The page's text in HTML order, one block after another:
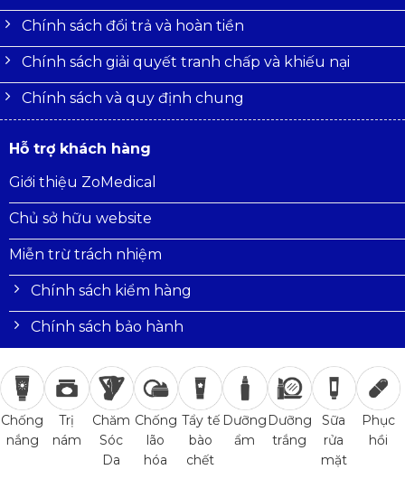
Chính sách đổi trả và hoàn tiền
Chính sách giải quyết tranh chấp và khiếu nại
Chính sách và quy định chung
Hỗ trợ khách hàng
Giới thiệu ZoMedical
Chủ sở hữu website
Miễn trừ trách nhiệm
Chính sách kiểm hàng
Chính sách bảo hành
Chống
nắng
Trị
nám
Chăm
Sóc
Da
Chống
lão
hóa
Tẩy tế
bào
chết
Dưỡng
ẩm
Dưỡng
trắng
Sữa
rửa
mặt
Phục
hồi